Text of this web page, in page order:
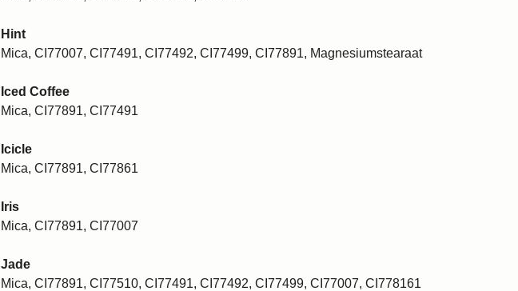
Hint
Mica, CI77007, CI77491, CI77492, CI77499, CI77891, Magnesiumstearaat
Iced Coffee
Mica, CI77891, CI77491
Icicle
Mica, CI77891, CI77861
Iris
Mica, CI77891, CI77007
Jade
Mica, CI77891, CI77510, CI77491, CI77492, CI77499, CI77007, CI778161